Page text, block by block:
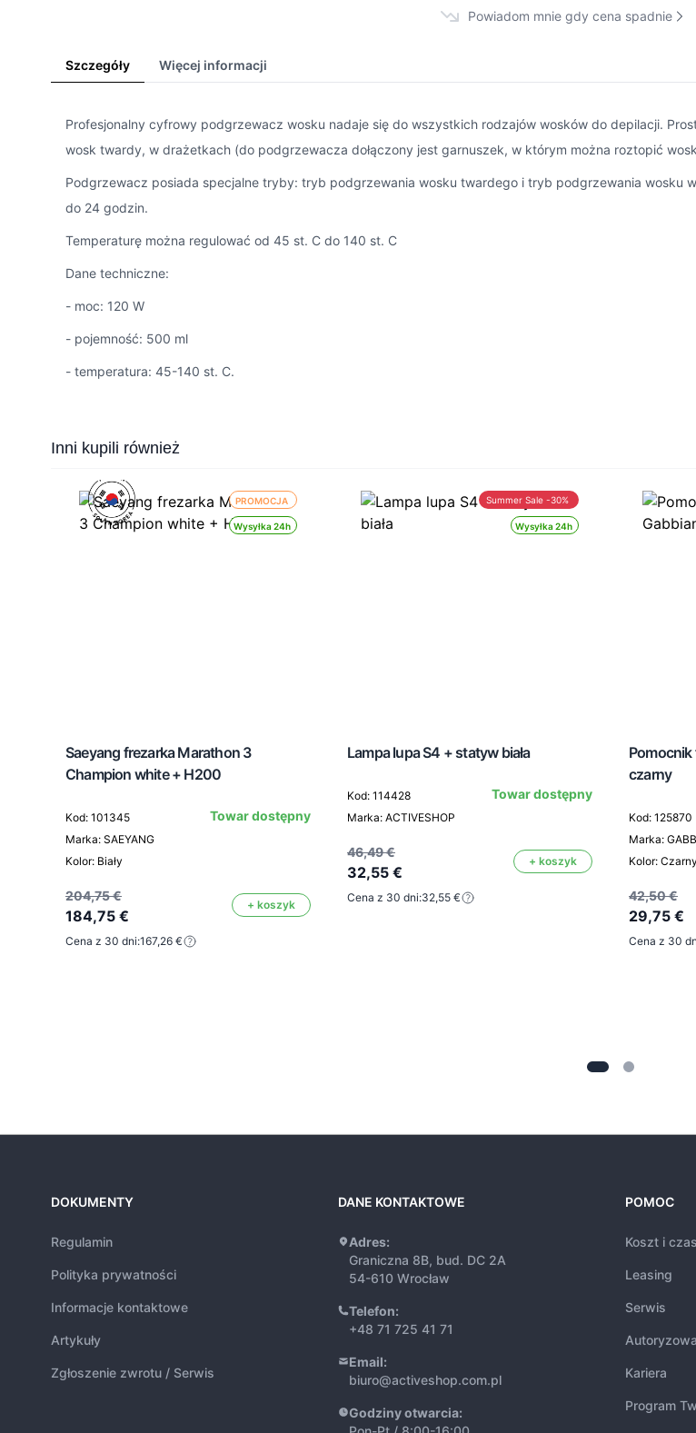
Powiadom mnie gdy cena spadnie
Szczegóły Więcej informacji
Profesjonalny cyfrowy podgrzewacz wosku nadaje się do wszystkich rodzajów wosków do depilacji.
wosk twardy, w drażetkach (do podgrzewacza dołączony jest garnuszek, w którym można roztopić
Podgrzewacz posiada specjalne tryby: tryb podgrzewania wosku twardego i tryb podgrzewania wosku
do 24 godzin.
Temperaturę można regulować od 45 st. C do 140 st. C
Dane techniczne:
- moc: 120 W
- pojemność: 500 ml
- temperatura: 45-140 st. C.
Press to skip carousel
Inni kupili również
PROMOCJA
Wysyłka 24h
Saeyang frezarka Marathon 3
Champion white + H200
Kod: 101345
Marka: SAEYANG
Kolor: Biały
Towar dostępny
204,75 €
184,75 €
+ koszyk
Cena z 30 dni:167,26 €
Wysyłka 24h
Summer Sale -30%
Lampa lupa S4 + statyw biała
Kod: 114428
Marka: ACTIVESHOP
Towar dostępny
46,49 €
32,55 €
+ koszyk
Cena z 30 dni:32,55 €
Pomocnik
czarny
Kod: 125870
Marka:
Kolor: Czarny
42,50 €
29,75 €
Cena z 30
DOKUMENTY
Regulamin
Polityka prywatności
Informacje kontaktowe
Artykuły
Zgłoszenie zwrotu / Serwis
DANE KONTAKTOWE
Adres:
Graniczna 8B, bud. DC 2A
54-610 Wrocław
Telefon:
+48 71 725 41 71
Email:
biuro@activeshop.com.pl
Godziny otwarcia:
POMOC
Koszt i
Leasing
Serwis
Kariera
Program